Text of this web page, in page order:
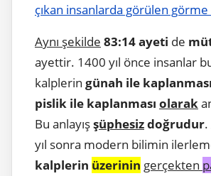
çıkan insanlarda görülen
Aynı şekilde 83:14 ayeti de
ayettir. 1400 yıl önce insanlar
kalplerin günah ile kaplanması
pislik ile kaplanması olarak
Bu anlayışşüphesizdoğrudur
yıl sonra modern bilimin
kalplerin üzerinin gerçekten